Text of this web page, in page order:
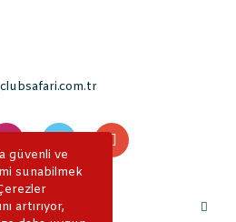
güvenli ve
sunabilmek
artırıyor,